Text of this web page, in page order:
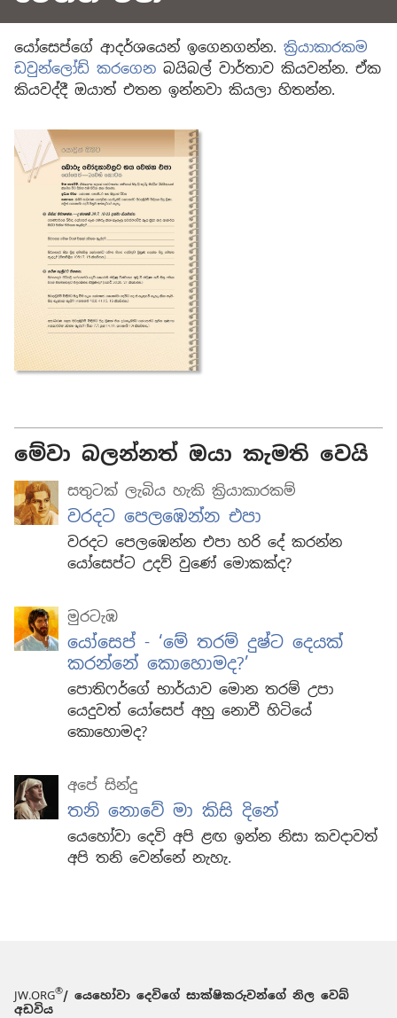
යෝසෙප්ගේ ආදර්ශයෙන් ඉගෙනගන්න. ක්‍රියාකාරකම
ඩවුන්ලෝඩ් කරගෙන බයිබල් වාර්තාව කියවන්න. ඒක
කියවද්දී ඔයාත් එතන ඉන්නවා කියලා හිතන්න.
මේවා බලන්නත් ඔයා කැමති වෙයි
සතුටක් ලැබිය හැකි ක්‍රියාකාරකම්
වරදට පෙලඹෙන්න එපා
වරදට පෙලඹෙන්න එපා හරි දේ කරන්න
යෝසෙප්ට උදව් වුණේ මොකක්ද?
මුරටැඹ
යෝසෙප් - ‘මේ තරම් දුෂ්ට දෙයක්
කරන්නේ කොහොමද?’
පොතිෆර්ගේ භාර්යාව මොන තරම් උපා
යෙදුවත් යෝසෙප් අහු නොවී හිටියේ
කොහොමද?
අපේ සින්දු
තනි නොවේ මා කිසි දිනේ
යෙහෝවා දෙවි අපි ළඟ ඉන්න නිසා කවදාවත්
අපි තනි වෙන්නේ නැහැ.
JW.ORG®/ යෙහෝවා දෙවිගේ සාක්ෂිකරුවන්ගේ නිල වෙබ්
අඩවිය